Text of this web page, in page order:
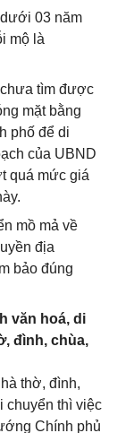
03 năm
mộ là
tìm được
mặt bằng
phố để di
của UBND
quá mức giá
mồ mả về
địa
bảo đúng
văn hoá, di
đình, chùa,
thờ, đình,
chuyển thì việc
Chính phủ